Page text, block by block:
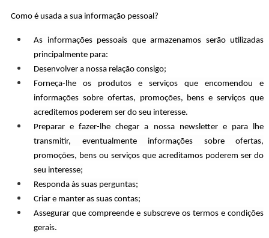
Como é usada a sua informação pessoal?
As informações pessoais que armazenamos serão utilizadas
principalmente para:
Desenvolver a nossa relação consigo;
Forneça-lhe os produtos e serviços que encomendou e
informações sobre ofertas, promoções, bens e serviços que
acreditemos poderem ser do seu interesse.
Preparar e fazer-lhe chegar a nossa newsletter e para lhe
transmitir, eventualmente informações sobre ofertas,
promoções, bens ou serviços que acreditamos poderem ser do
seu interesse;
Responda às suas perguntas;
Criar e manter as suas contas;
Assegurar que compreende e subscreve os termos e condições
gerais.